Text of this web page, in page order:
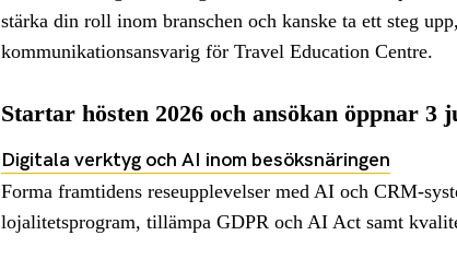
stärka din roll inom branschen och kanske ta ett steg
kommunikationsansvarig för Travel Education Centre.
Startar hösten 2026 och ansökan öppnar 3
Digitala verktyg och AI inom besöksnäringen
Forma framtidens reseupplevelser med AI och CRM-
lojalitetsprogram, tillämpa GDPR och AI Act samt